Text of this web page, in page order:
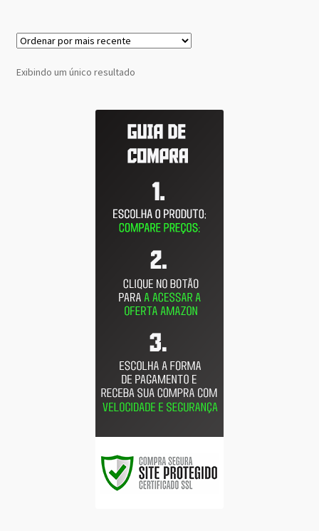
Exibindo um único resultado